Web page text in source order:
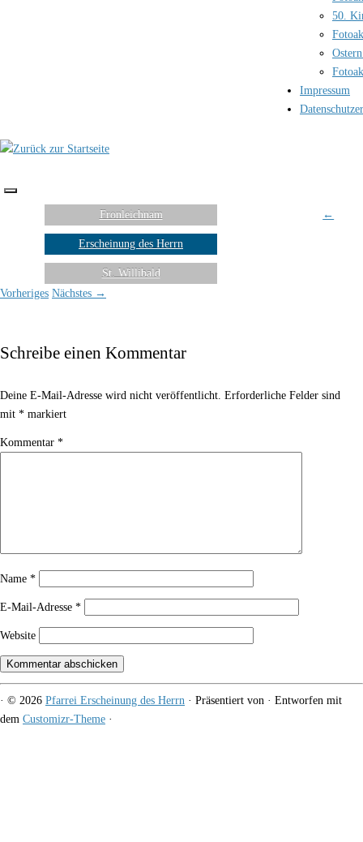
50.
Impressum
Fronleichnam
Erscheinung des Herrn
St. Willibald
←
Vorheriges Nächstes →
Schreibe einen Kommentar
Deine E-Mail-Adresse wird nicht veröffentlicht. Erforderliche Felder sind
mit * markiert
Kommentar *
Name *
E-Mail-Adresse *
Website
· © 2026 Pfarrei Erscheinung des Herrn · Präsentiert von · Entworfen mit
dem Customizr-Theme ·